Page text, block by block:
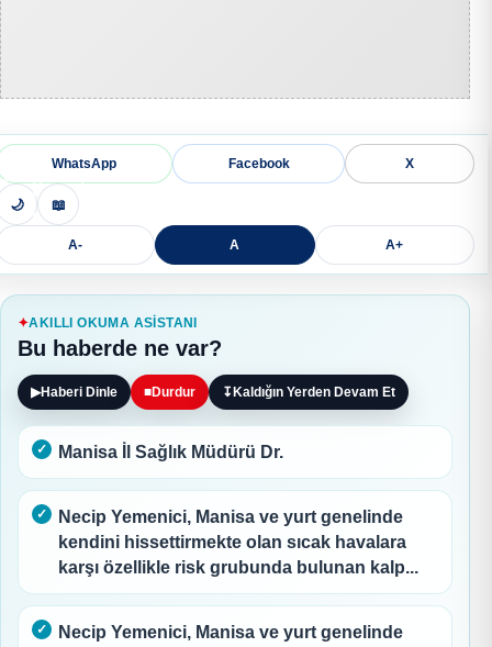
WhatsApp Facebook X
🌙 📖
A- A A+
AKILLI OKUMA ASISTANI
Bu haberde ne var?
▶Haberi Dinle ■Durdur ↧ Kaldığın Yerden Devam Et
Manisa İl Sağlık Müdürü Dr.
Necip Yemenici, Manisa ve yurt genelinde
kendini hissettirmekte olan sıcak havalara
karşı özellikle risk grubunda bulunan kalp...
Necip Yemenici, Manisa ve yurt genelinde